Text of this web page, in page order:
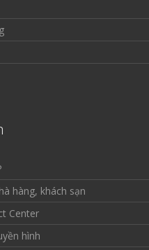
hàng, khách sạn
Center
hình